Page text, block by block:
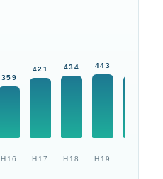
359
H16
421
H17
434
H18
443
H19